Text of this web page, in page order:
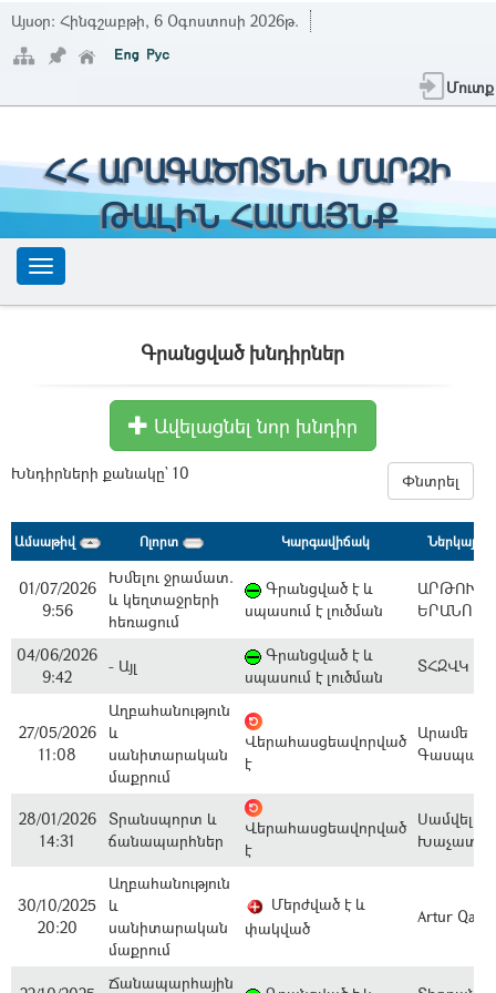
Այսօր: Հինգշաբթի, 6 Օգոստոսի 2026թ.
Մուտք
ՀՀ ԱՐԱԳԱԾՈՏՆԻ ՄԱՐԶԻ
ԹԱԼԻՆ ՀԱՄԱՅՆՔ
Գրանցված խնդիրներ
Ավելացնել նոր խնդիր
Խնդիրների քանակը` 10 Փնտրել
Ամսաթիվ Ոլորտ Կարգավիճակ
01/07/2026
9:56
Խմելու ջրամատ.
և կեղտաջրերի
հեռացում
Գրանցված է և
սպասում է լուծման
ԱՐԹՈՒՐ
04/06/2026
9:42
- Այլ
Գրանցված է և
սպասում է լուծման
ՏՀԶՎԿ ՀԿ
27/05/2026
11:08
Աղբահանություն
և
սանիտարական
մաքրում
Վերահասցեավորված
է
Արամե
28/01/2026
14:31
Տրանսպորտ և
ճանապարհներ
Վերահասցեավորված
է
Սամվել
30/10/2025
20:20
Աղբահանություն
և
սանիտարական
մաքրում
Մերժված է և
փակված
Artur
Ճանապարհային